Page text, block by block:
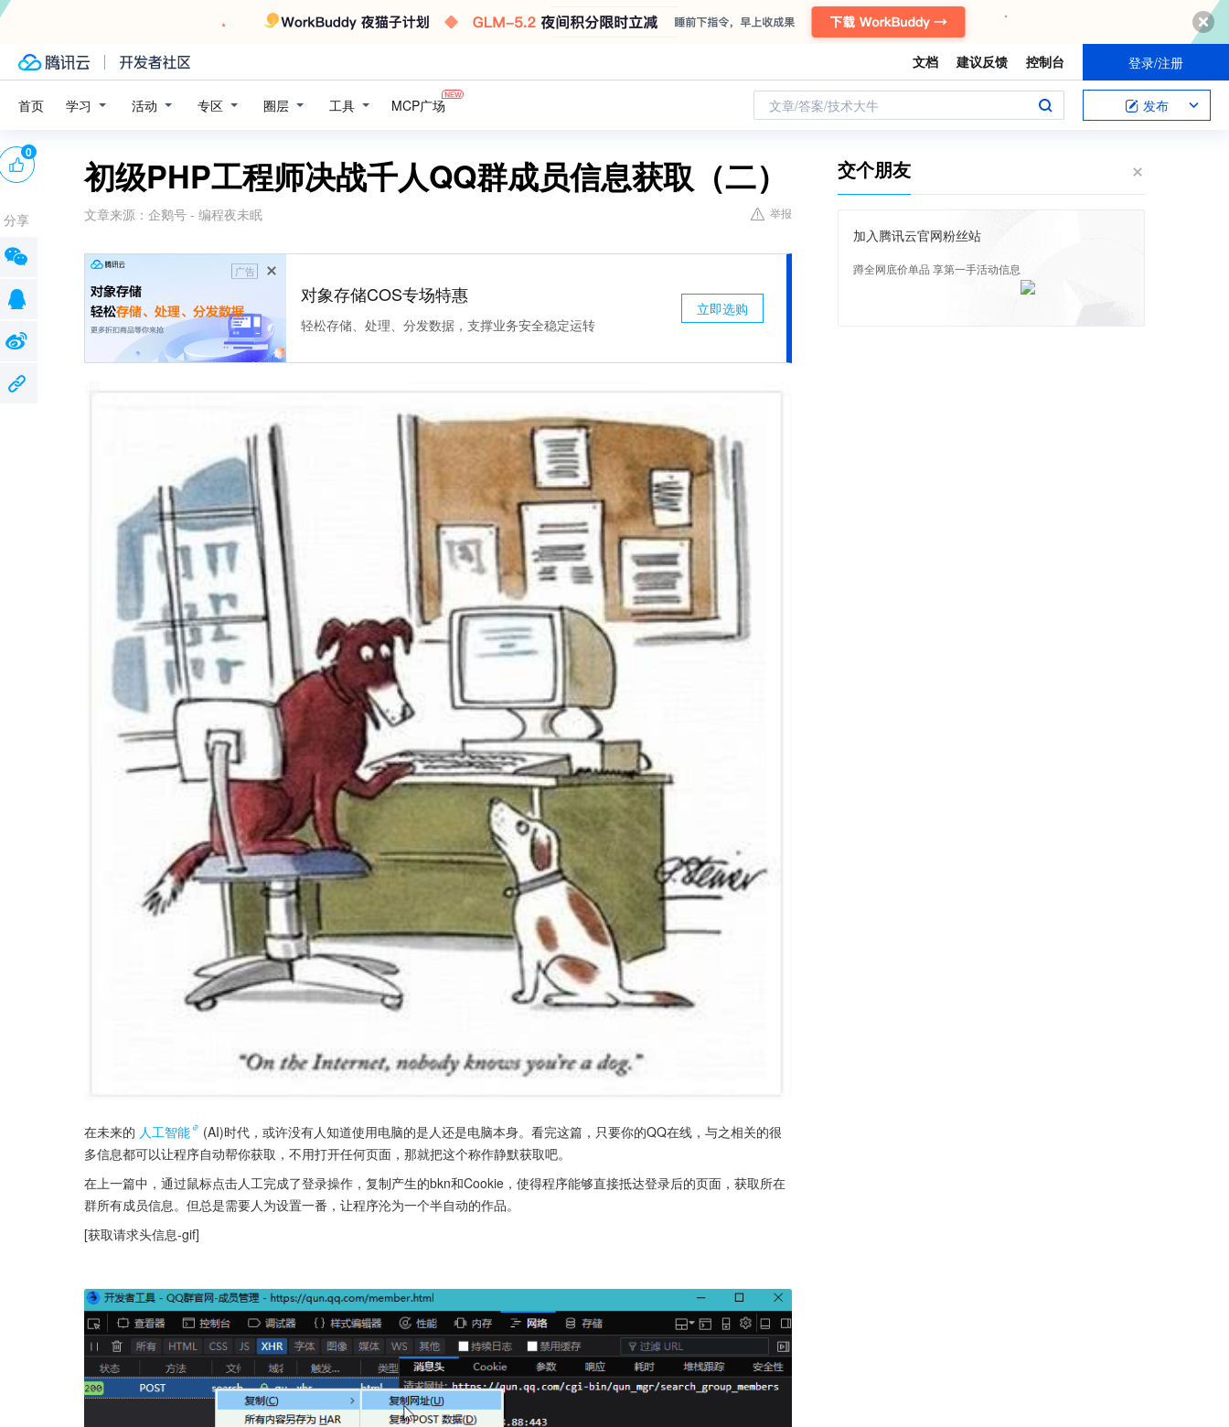
文档 建议反馈 控制台 登录/注册
首页 学习 活动 专区 圈层 工具 MCP广场 文章/答案/技术大牛 发布
初级PHP工程师决战千人QQ群成员信息获取（二）
文章来源： 企鹅号 - 编程夜未眠 举报
广告
对象存储COS专场特惠
轻松存储、处理、分发数据，支撑业务安全稳定运转
立即选购
在未来的 人工智能
(AI)时代，或许没有人知道使用电脑的是人还是电脑本身。看完这篇，只要你的QQ在线，与之相关的很
多信息都可以让程序自动帮你获取，不用打开任何页面，那就把这个称作静默获取吧。
在上一篇中，通过鼠标点击人工完成了登录操作，复制产生的bkn和Cookie，使得程序能够直接抵达登录后的页面，获取所在
群所有成员信息。但总是需要人为设置一番，让程序沦为一个半自动的作品。
[获取请求头信息-gif]
0
分享
交个朋友
加入腾讯云官网粉丝站
蹲全网底价单品 享第一手活动信息